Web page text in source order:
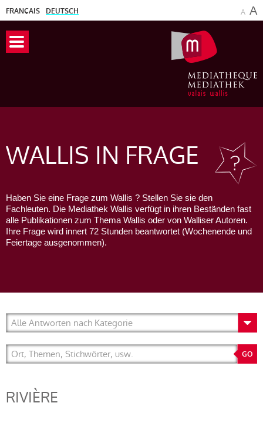
FRANÇAIS DEUTSCH A A
WALLIS IN FRAGE
Haben Sie eine Frage zum Wallis ? Stellen Sie sie den
Fachleuten. Die Mediathek Wallis verfügt in ihren Beständen fast
alle Publikationen zum Thema Wallis oder von Walliser Autoren.
Ihre Frage wird innert 72 Stunden beantwortet (Wochenende und
Feiertage ausgenommen).
RIVIÈRE